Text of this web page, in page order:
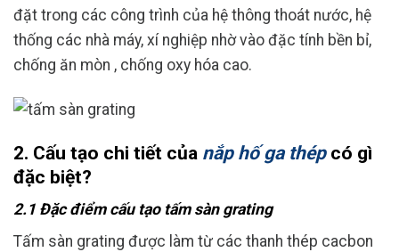
đặt trong các công trình của hệ thông thoát nước, hệ
thống các nhà máy, xí nghiệp nhờ vào đặc tính bền bỉ,
chống ăn mòn , chống oxy hóa cao.
2. Cấu tạo chi tiết của nắp hố ga thépcó gì
đặc biệt?
2.1 Đặc điểm cấu tạo tấm sàn grating
Tấm sàn grating được làm từ các thanh thép cacbon